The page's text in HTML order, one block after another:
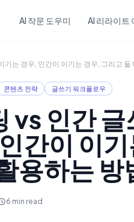
AI 작문 도우미 AI 리라이트
기는 경우, 인간이 이기는 경우, 그리고 둘
콘텐츠 전략 글쓰기 워크플로우
vs 인간
간이 이
용하는 방
6 min read